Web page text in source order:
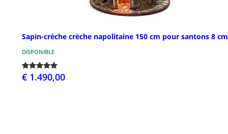
Sapin-crèche crèche napolitaine 150 cm pour santons 8 cm
DISPONIBLE
€ 1.490,00